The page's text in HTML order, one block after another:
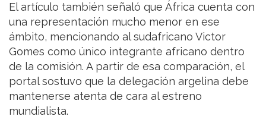
El artículo también señaló que África cuenta con
una representación mucho menor en ese
ámbito, mencionando al sudafricano Victor
Gomes como único integrante africano dentro
de la comisión. A partir de esa comparación, el
portal sostuvo que la delegación argelina debe
mantenerse atenta de cara al estreno
mundialista.